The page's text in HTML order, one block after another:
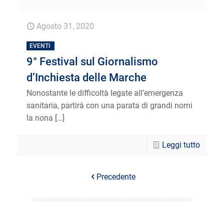
Agosto 31, 2020
EVENTI
9° Festival sul Giornalismo
d’Inchiesta delle Marche
Nonostante le difficoltà legate all’emergenza
sanitaria, partirà con una parata di grandi nomi
la nona […]
Leggi tutto
Precedente